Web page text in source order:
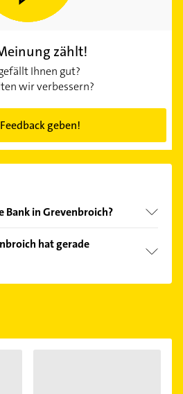
zählt!
Ihnen gut?
wir verbessern?
geben!
Bank in Grevenbroich?
profitieren Sie von den
können Sie sich
sortiert anzeigen lassen.
hat gerade
Sie alleÖffnungszeiten.